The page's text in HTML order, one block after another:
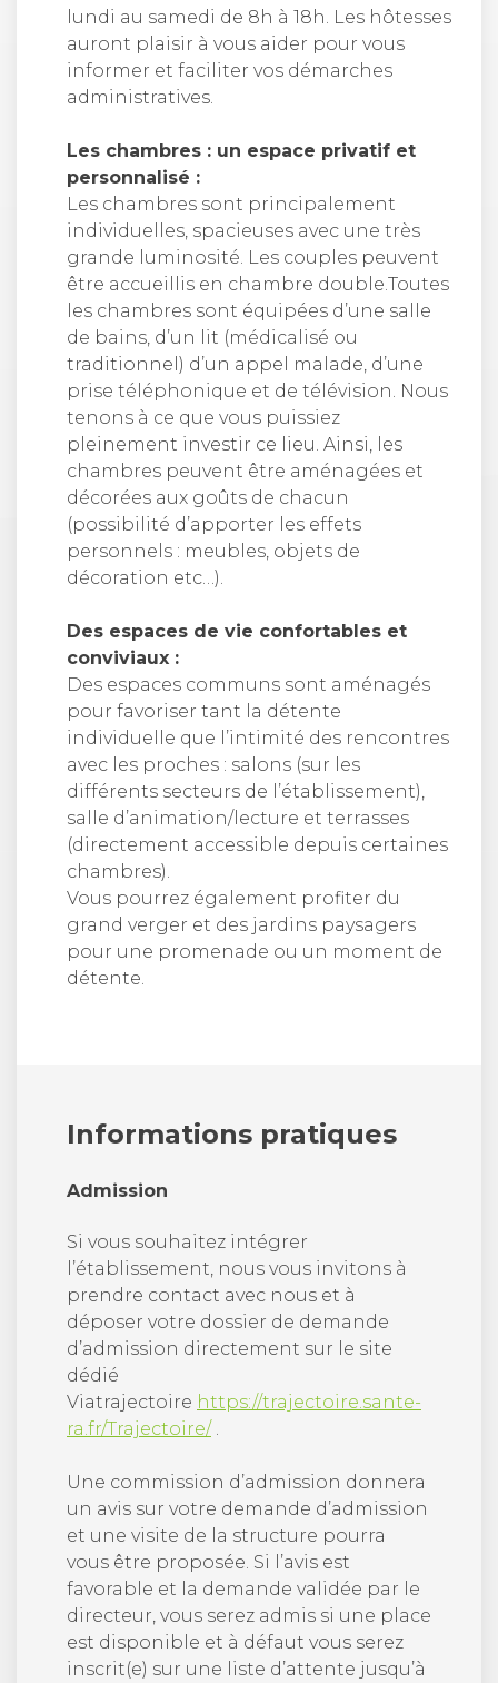
lundi au samedi de 8h à 18h. Les hôtesses
auront plaisir à vous aider pour vous
informer et faciliter vos démarches
administratives.
Les chambres : un espace privatif et
personnalisé :
Les chambres sont principalement
individuelles, spacieuses avec une très
grande luminosité. Les couples peuvent
être accueillis en chambre double.Toutes
les chambres sont équipées d’une salle
de bains, d’un lit (médicalisé ou
traditionnel) d’un appel malade, d’une
prise téléphonique et de télévision. Nous
tenons à ce que vous puissiez
pleinement investir ce lieu. Ainsi, les
chambres peuvent être aménagées et
décorées aux goûts de chacun
(possibilité d’apporter les effets
personnels : meubles, objets de
décoration etc…).
Des espaces de vie confortables et
conviviaux :
Des espaces communs sont aménagés
pour favoriser tant la détente
individuelle que l’intimité des rencontres
avec les proches : salons (sur les
différents secteurs de l’établissement),
salle d’animation/lecture et terrasses
(directement accessible depuis certaines
chambres).
Vous pourrez également profiter du
grand verger et des jardins paysagers
pour une promenade ou un moment de
détente.
Informations pratiques
Admission
Si vous souhaitez intégrer
l’établissement, nous vous invitons à
prendre contact avec nous et à
déposer votre dossier de demande
d’admission directement sur le site
dédié
Viatrajectoire https://trajectoire.sante-
ra.fr/Trajectoire/.
Une commission d’admission donnera
un avis sur votre demande d’admission
et une visite de la structure pourra
vous être proposée. Si l’avis est
favorable et la demande validée par le
directeur, vous serez admis si une place
est disponible et à défaut vous serez
inscrit(e) sur une liste d’attente jusqu’à